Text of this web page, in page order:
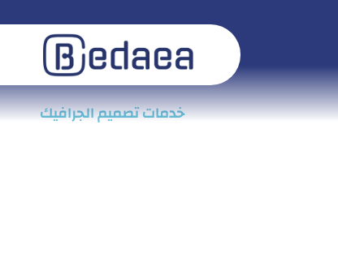
الرئيسية/خدمات تصميم الجرافيك​